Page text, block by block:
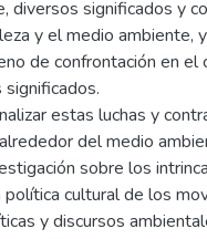
diversos significados y
y el medio ambiente,
de confrontación en el
estas luchas y
del medio
sobre los
cultural de los
y discursos